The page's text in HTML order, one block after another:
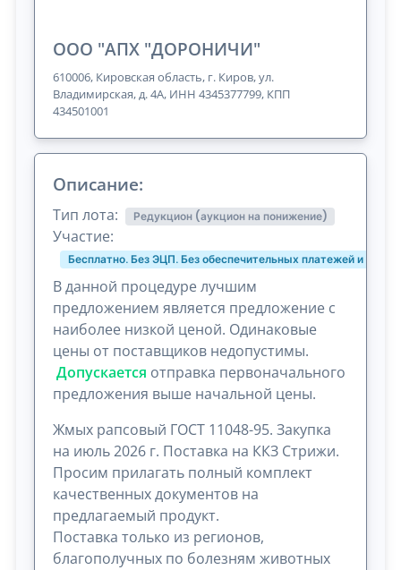
ООО "АПХ "ДОРОНИЧИ"
610006, Кировская область, г. Киров, ул.
Владимирская, д. 4А, ИНН 4345377799, КПП
434501001
Описание:
Тип лота: Редукцион (аукцион на понижение)
Участие:
Бесплатно. Без ЭЦП. Без обеспечительных платежей и
В данной процедуре лучшим
предложением является предложение с
наиболее низкой ценой. Одинаковые
цены от поставщиков недопустимы.
Допускается отправка первоначального
предложения выше начальной цены.
Жмых рапсовый ГОСТ 11048-95. Закупка
на июль 2026 г. Поставка на ККЗ Стрижи.
Просим прилагать полный комплект
качественных документов на
предлагаемый продукт.
Поставка только из регионов,
благополучных по болезням животных